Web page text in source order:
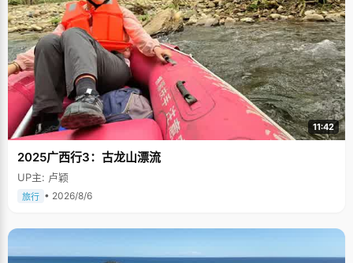
11:42
2025广西行3：古龙山漂流
UP主: 卢颖
旅行 • 2026/8/6